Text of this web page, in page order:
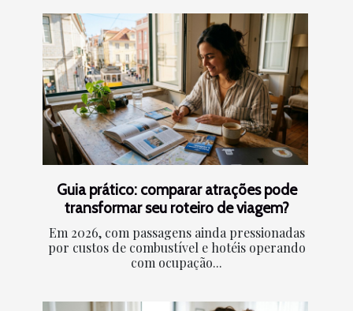
Guia prático: comparar atrações pode
transformar seu roteiro de viagem?
Em 2026, com passagens ainda pressionadas
por custos de combustível e hotéis operando
com ocupação...